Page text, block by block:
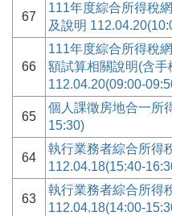
67
111年度綜合所得稅
及說明
66
111年度綜合所得稅
額試算相關說明(含
112.04.20(09:00-
65
個人課徵房地合一所
15:30)
64
執行業務者綜合所得
112.04.18(15:40-
63
執行業務者綜合所得
112.04.18(14:00-